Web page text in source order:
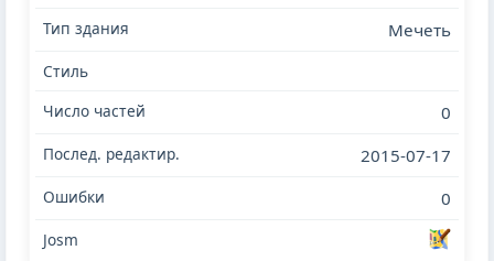
Мечеть
0
2015-07-17
0